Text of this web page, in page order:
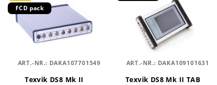
FCD pack
Texvik DS8 Mk II
ART.-NR.: DAKA107701549
Texvik DS8 Mk II TAB
ART.-NR.: DAKA109101631